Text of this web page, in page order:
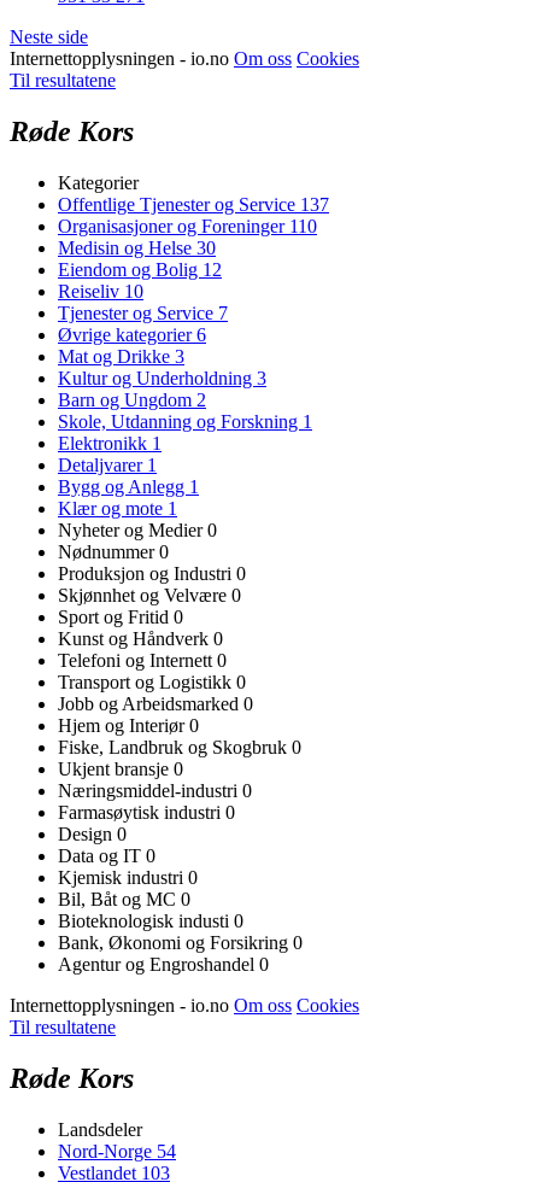
Neste side
Internettopplysningen - io.no Om oss Cookies
Til resultatene
Røde Kors
Kategorier
Offentlige Tjenester og Service 137
Organisasjoner og Foreninger 110
Medisin og Helse 30
Eiendom og Bolig 12
Reiseliv 10
Tjenester og Service 7
Øvrige kategorier6
Mat og Drikke 3
Kultur og Underholdning 3
Barn og Ungdom 2
Skole, Utdanning og Forskning 1
Elektronikk 1
Detaljvarer 1
Bygg og Anlegg 1
Klær og mote 1
Nyheter og Medier0
Nødnummer0
Produksjon og Industri 0
Skjønnhet og Velvære 0
Sport og Fritid 0
Kunst og Håndverk 0
Telefoni og Internett 0
Transport og Logistikk 0
Jobb og Arbeidsmarked 0
Hjem og Interiør0
Fiske, Landbruk og Skogbruk 0
Ukjent bransje 0
Næringsmiddel-industri 0
Farmasøytisk industri 0
Design 0
Data og IT 0
Kjemisk industri 0
Bil, Båt og MC 0
Bioteknologisk industi 0
Bank, Økonomi og Forsikring 0
Agentur og Engroshandel 0
Internettopplysningen - io.no Om oss Cookies
Til resultatene
Røde Kors
Landsdeler
Nord-Norge 54
Vestlandet 103